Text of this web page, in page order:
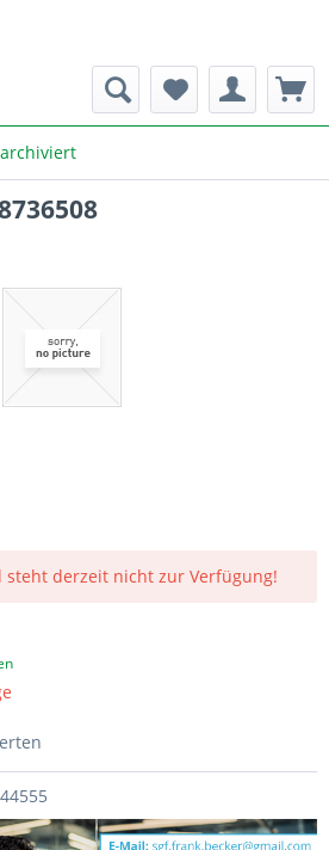
steht derzeit nicht zur Verfügung!
44555